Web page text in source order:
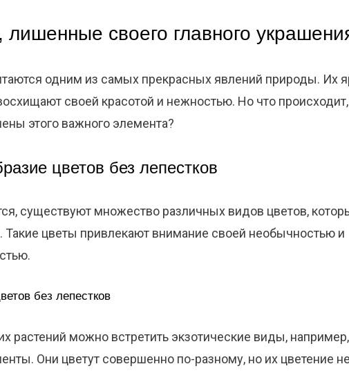
лишенные своего главного
одним из самых прекрасных явлений природы. Их
своей красотой и нежностью. Но что происходит,
этого важного элемента?
цветов без лепестков
существуют множество различных видов цветов,
Такие цветы привлекают внимание своей необычностью и
без лепестков
растений можно встретить экзотические виды,
Они цветут совершенно по-разному, но их цветение